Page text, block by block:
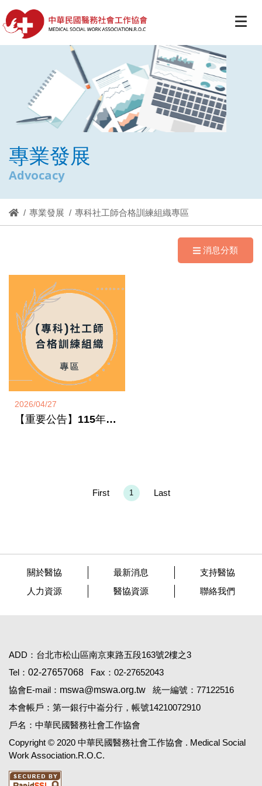
專業發展
Advocacy
專業發展 專科社工師合格訓練組織專區
消息分類
2026/04/27
【重要公告】115年度專科社會工作師合格訓練組織有效期間、訓練容量及認定合格名單
First 1 Last
關於醫協 最新消息
支持醫協
人力資源
醫協資源 聯絡我們
ADD：台北市松山區南京東路五段163號2樓之3
Tel： 02-27657068
Fax：02-27652043
協會E-mail： mswa@mswa.org.tw
統一編號：77122516
本會帳戶：第一銀行中崙分行，帳號14210072910
戶名：中華民國醫務社會工作協會
Copyright © 2020 中華民國醫務社會工作協會 . Medical Social
Work Association.R.O.C.